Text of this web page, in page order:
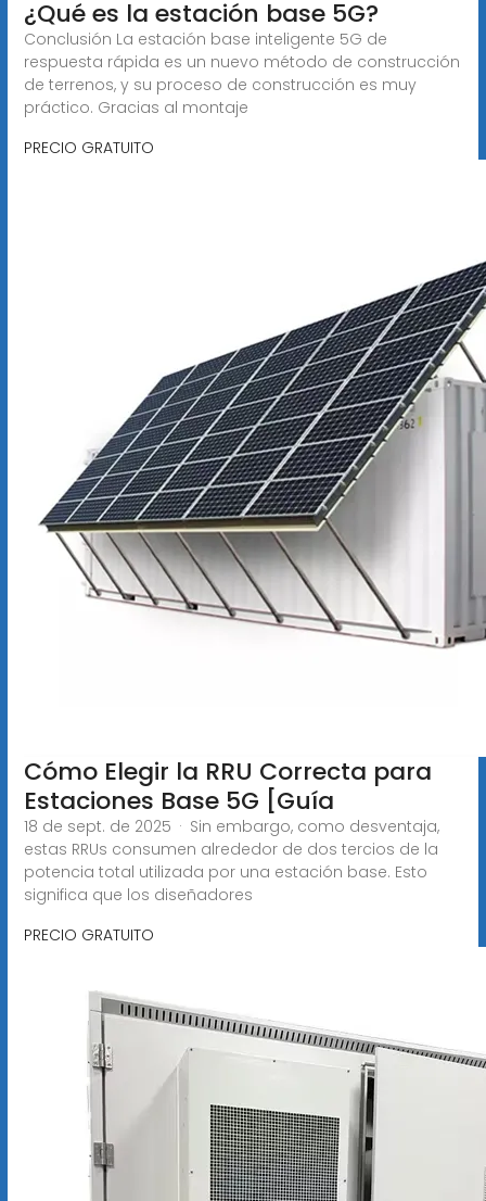
¿Qué es la estación base 5G?
Conclusión La estación base inteligente 5G de
respuesta rápida es un nuevo método de construcción
de terrenos, y su proceso de construcción es muy
práctico. Gracias al montaje
PRECIO GRATUITO
Cómo Elegir la RRU Correcta para
Estaciones Base 5G [Guía
18 de sept. de 2025 · Sin embargo, como desventaja,
estas RRUs consumen alrededor de dos tercios de la
potencia total utilizada por una estación base. Esto
significa que los diseñadores
PRECIO GRATUITO